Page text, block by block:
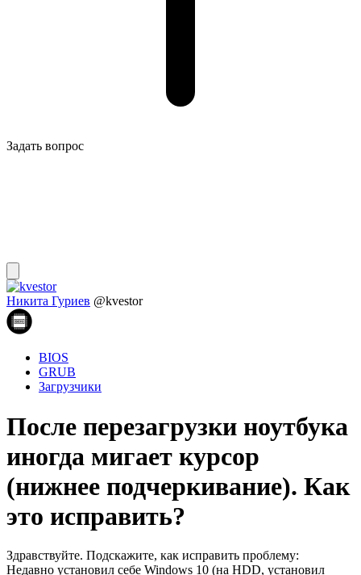
Задать вопрос
Никита Гуриев @kvestor
BIOS
GRUB
Загрузчики
После перезагрузки ноутбука
иногда мигает курсор
(нижнее подчеркивание). Как
это исправить?
Здравствуйте. Подскажите, как исправить проблему:
Недавно установил себе Windows 10 (на HDD, установил